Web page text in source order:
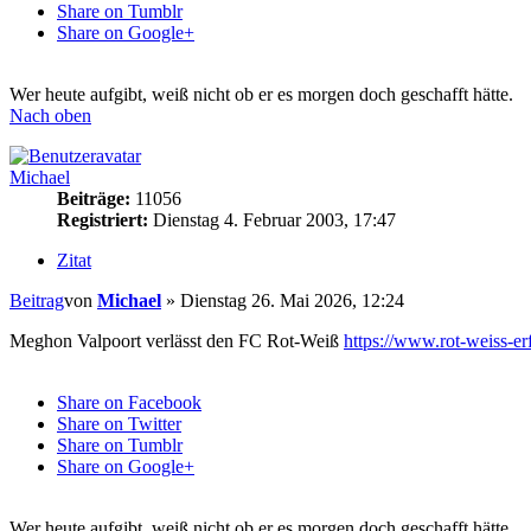
Share on Tumblr
Share on Google+
Wer heute aufgibt, weiß nicht ob er es morgen doch geschafft hätte.
Nach oben
Michael
Beiträge: 11056
Registriert: Dienstag 4. Februar 2003, 17:47
Zitat
Beitragvon Michael » Dienstag 26. Mai 2026, 12:24
Meghon Valpoort verlässt den FC Rot-Weiß https://www.rot-weiss-
Share on Facebook
Share on Twitter
Share on Tumblr
Share on Google+